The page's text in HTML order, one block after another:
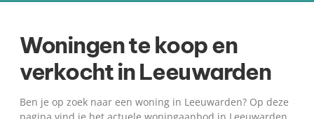
Woningen te koop en
verkocht in Leeuwarden
Ben je op zoek naar een woning in Leeuwarden? Op deze